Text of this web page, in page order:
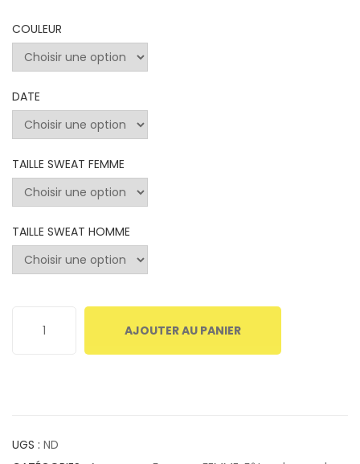
COULEUR
DATE
TAILLE SWEAT FEMME
TAILLE SWEAT HOMME
AJOUTER AU PANIER
UGS : ND